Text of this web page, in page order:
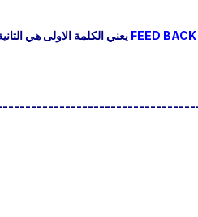
FEED BACK يعني الكلمة الاولى هي